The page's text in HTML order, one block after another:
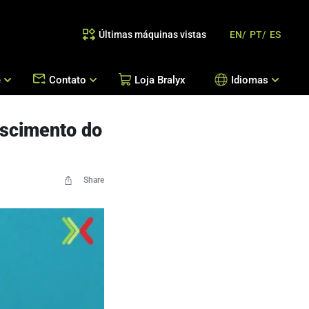
de Peças / Orientação de Processos
Escritórios Bralyx
Contato Loja Bralyx Idiomas
Últimas máquinas vistas EN/ PT/ ES
do
Share